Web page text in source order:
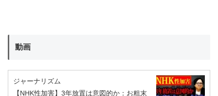
動画
ジャーナリズム
【NHK性加害】3年放置は意図的か：お粗末